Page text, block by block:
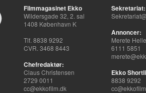
Filmmagasinet Ekko
Wildersgade 32, 2. sal
1408 København K
Tlf. 8838 9292
CVR. 3468 8443
Chefredaktør:
Claus Christensen
2729 0011
cc@ekkofilm.dk
Sekretariat:
Annoncer:
Merete
6111 5851
Ekko
8838 9292